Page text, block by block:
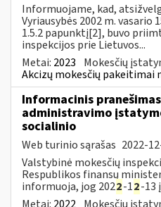
Informuojame, kad,
Vyriausybės 2002 m. vasario
1.5.2 papunktį[2], buvo
inspekcijos prie Lietuvos...
Metai: 2023 Mokesčių
Akcizų mokesčių pakeitimai
Informacinis
administravimo
socialinio
Web turinio sąrašas 2022-
Valstybinė mokesčių
Respublikos finansų
informuoja, jog 2022-12-13
Metai: 2022 Mokesčių